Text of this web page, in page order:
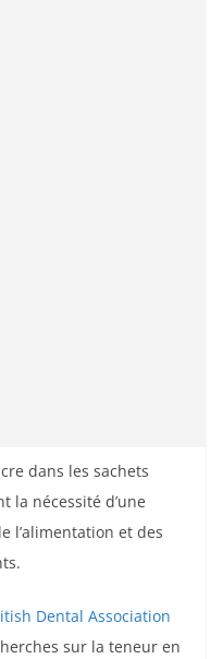
dans les sachets
la nécessité d’une
l’alimentation et des
Dental Association
sur la teneur en